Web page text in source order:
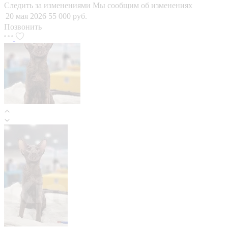
Следить за изменениями Мы сообщим об изменениях
20 мая 2026 55 000 руб.
Позвонить